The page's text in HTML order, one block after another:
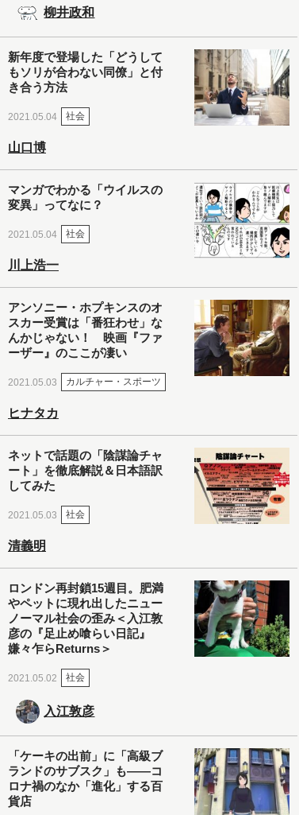
柳井政和
新年度で登場した「どうして
もソリが合わない同僚」と付
き合う方法
2021.05.04 社会
山口博
マンガでわかる「ウイルスの
変異」ってなに？
2021.05.04 社会
川上浩一
アンソニー・ホプキンスのオ
スカー受賞は「番狂わせ」な
んかじゃない！ 映画『ファ
ーザー』のここが凄い
2021.05.03 カルチャー・スポーツ
ヒナタカ
ネットで話題の「陰謀論チャ
ート」を徹底解説＆日本語訳
してみた
2021.05.03 社会
清義明
ロンドン再封鎖15週目。肥満
やペットに現れ出したニュー
ノーマル社会の歪み＜入江敦
彦の『足止め喰らい日記』
嫌々乍らReturns＞
2021.05.02 社会
入江敦彦
「ケーキの出前」に「高級ブ
ランドのサブスク」も――コ
ロナ禍のなか「進化」する百
貨店